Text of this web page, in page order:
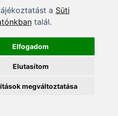
a Süti
talál.
Elfogadom
Elutasítom
megváltoztatása
jog fenntartva
Impresszum